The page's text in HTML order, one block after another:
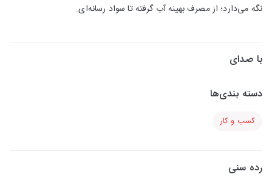
نگه می‌دارد؛ از مصرف بهینه آب گرفته تا سواد رسانه‌ای.
با صدای
دسته بندی‌ها
کسب و کار
رده سنی